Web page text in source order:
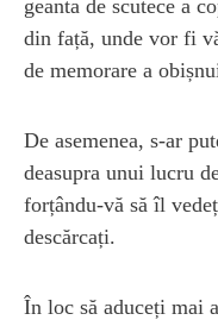
geanta de scutece a
din față, unde vor fi
de memorare a
De asemenea, s-ar
deasupra unui lucru
forțându-vă să îl
descărcați.
În loc să aduceți mai